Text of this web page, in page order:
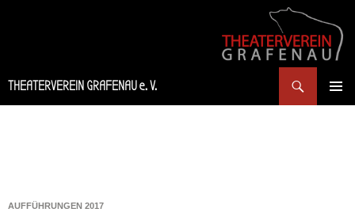
THEATERVEREIN GRAFENAU e. V.
AUFFÜHRUNGEN 2017